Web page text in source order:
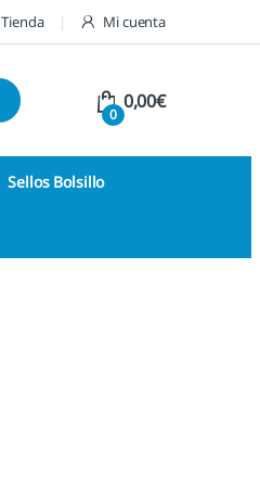
Tienda Mi cuenta
0
0,00€
Sellos Bolsillo